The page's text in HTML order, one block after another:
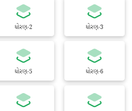
ધોરણ-2 ધોરણ-3
ધોરણ-5 ધોરણ-6